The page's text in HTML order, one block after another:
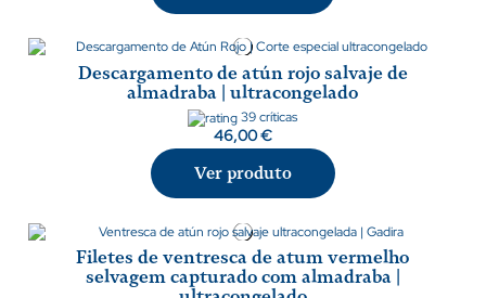
Descargamento de atún rojo salvaje de
almadraba | ultracongelado
39 críticas
46,00 €
Ver produto
Filetes de ventresca de atum vermelho
selvagem capturado com almadraba |